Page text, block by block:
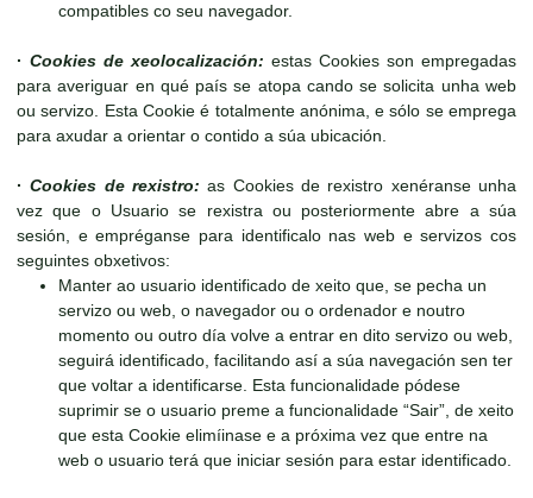
compatibles co seu navegador.
· Cookies de xeolocalización: estas Cookies son empregadas
para averiguar en qué país se atopa cando se solicita unha web
ou servizo. Esta Cookie é totalmente anónima, e sólo se emprega
para axudar a orientar o contido a súa ubicación.
·Cookies de rexistro: as Cookies de rexistro xenéranse unha
vez que o Usuario se rexistra ou posteriormente abre a súa
sesión, e empréganse para identificalo nas web e servizos cos
seguintes obxetivos:
Manter ao usuario identificado de xeito que, se pecha un
servizo ou web, o navegador ou o ordenador e noutro
momento ou outro día volve a entrar en dito servizo ou web,
seguirá identificado, facilitando así a súa navegación sen ter
que voltar a identificarse. Esta funcionalidade pódese
suprimir se o usuario preme a funcionalidade “Sair”, de xeito
que esta Cookie elimíinase e a próxima vez que entre na
web o usuario terá que iniciar sesión para estar identificado.